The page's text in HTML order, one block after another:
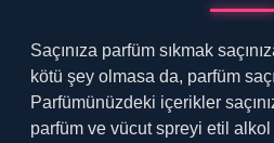
Saçınıza parfüm sıkmak
kötü şey olmasa da, parfüm
Parfümünüzdeki içerikler
parfüm ve vücut spreyi etil